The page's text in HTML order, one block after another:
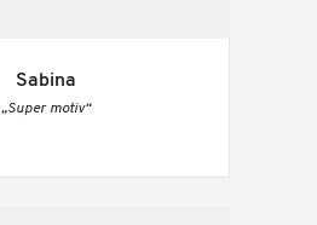
Sabina
„Super motiv“